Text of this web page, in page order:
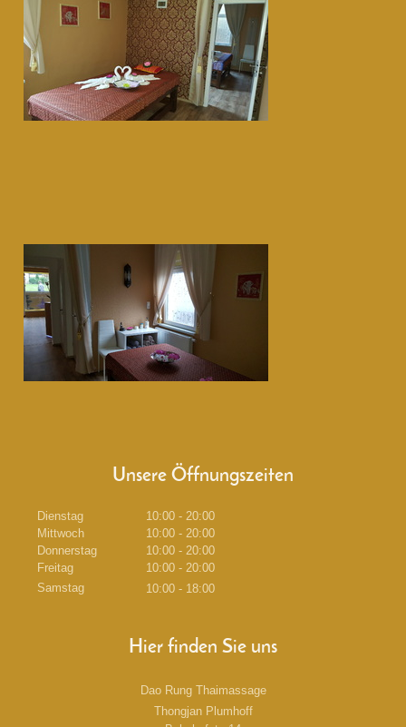
Unsere Öffnungszeiten
Dienstag
10:00 - 20:00
Mittwoch
10:00 - 20:00
Donnerstag
10:00 - 20:00
Freitag
10:00 - 20:00
Samstag
10:00 - 18:00
Hier finden Sie uns
Dao Rung Thaimassage
Thongjan Plumhoff